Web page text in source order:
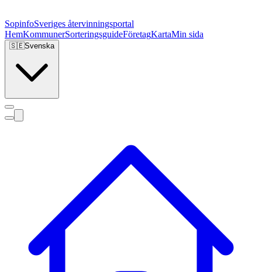
SopinfoSveriges återvinningsportal
HemKommunerSorteringsguideFöretagKartaMin sida
🇸🇪Svenska